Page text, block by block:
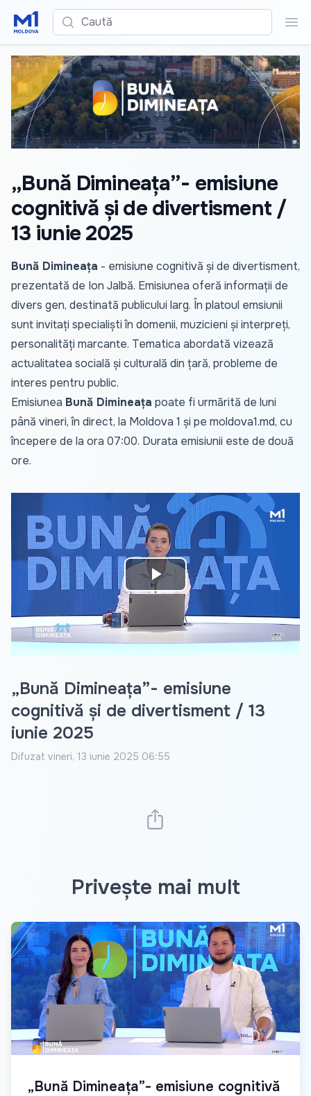
Caută
„Bună Dimineața”- emisiune
cognitivă și de divertisment /
13 iunie 2025
Bună Dimineața - emisiune cognitivă și de divertisment,
prezentată de Ion Jalbă. Emisiunea oferă informații de
divers gen, destinată publicului larg. În platoul emsiunii
sunt invitați specialiști în domenii, muzicieni și interpreți,
personalități marcante. Tematica abordată vizează
actualitatea socială și culturală din țară, probleme de
interes pentru public.
Emisiunea Bună Dimineața poate fi urmărită de luni
până vineri, în direct, la Moldova 1 și pe moldova1.md, cu
începere de la ora 07:00. Durata emisiunii este de două
ore.
Play
Video
„Bună Dimineața”- emisiune
cognitivă și de divertisment / 13
iunie 2025
Difuzat vineri, 13 iunie 2025 06:55
Privește mai mult
„Bună Dimineața”- emisiune cognitivă